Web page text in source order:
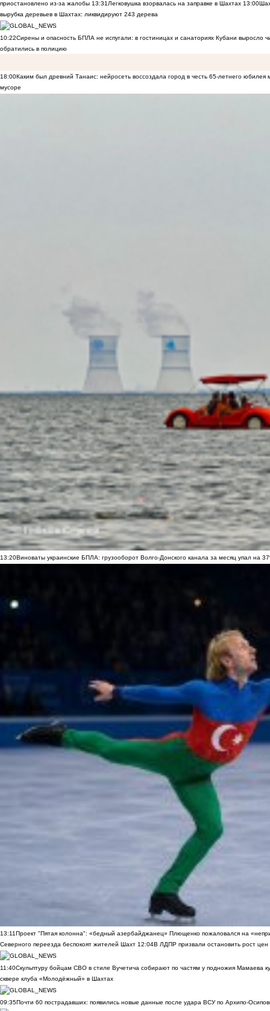
приостановлено из-за жалобы 13:31Легковушка взорвалась на заправке в Шахтах 13:00
вырубка деревьев в Шахтах: ликвидируют 243 дерева
10:22Сирены и опасность БПЛА не испугали: в гостиницах и санаториях Кубани выросло
обратились в полицию
18:00Каким был древний Танаис: нейросеть воссоздала город в честь 65-летнего юбилея
мусоре
13:20Виноваты украинские БПЛА: грузооборот Волго-Донского канала за месяц упал на
13:11Проект "Пятая колонна": «бедный азербайджанец» Плющенко пожаловался на
Северного переезда беспокоят жителей Шахт 12:04В ЛДПР призвали остановить рост цен
11:40Скульптуру бойцам СВО в стиле Вучетича собирают по частям у подножия Мамаева
сквере клуба «Молодёжный» в Шахтах
09:35Почти 60 пострадавших: появились новые данные после удара ВСУ по Архипо-